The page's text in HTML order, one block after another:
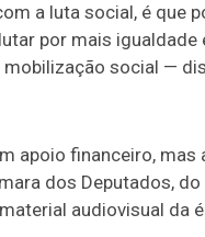
a luta social, é que
por mais
social —
apoio financeiro,
dos Deputados,
audiovisual da